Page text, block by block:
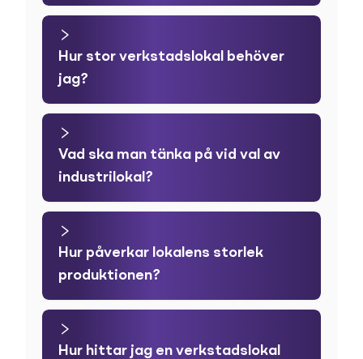
Hur stor verkstadslokal behöver
jag?
Vad ska man tänka på vid val av
industrilokal?
Hur påverkar lokalens storlek
produktionen?
Hur hittar jag en verkstadslokal